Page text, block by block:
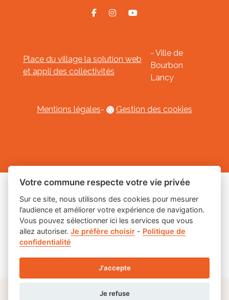
Place du village la solution web
et appli des collectivités
- Ville de
Bourbon
Lancy
Mentions légales- Gestion des cookies
Les labels
Votre commune respecte votre vie privée
Sur ce site, nous utilisons des cookies pour mesurer
l’audience et améliorer votre expérience de navigation.
Vous pouvez sélectionner ici les services que vous
allez autoriser.Je préfère choisir - Politique de
confidentialité
J'accepte
Je refuse